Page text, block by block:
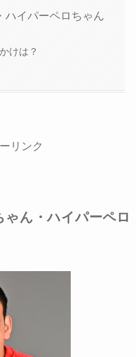
ハイパーペロちゃん
けは？
リンク
ゃん・ハイパーペロ